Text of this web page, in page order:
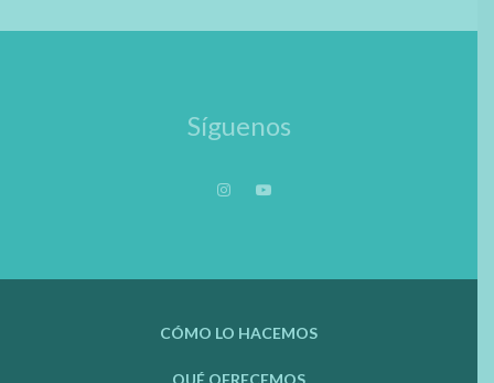
Síguenos
CÓMO LO HACEMOS
QUÉ OFRECEMOS